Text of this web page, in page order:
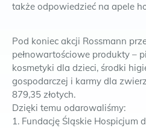
także odpowiedzieć na apele
Pod koniec akcji Rossmann
pełnowartościowe produkty –
kosmetyki dla dzieci, środki
gospodarczej i karmy dla
879,35 złotych.
Dzięki temu odarowaliśmy:
1. Fundację Śląskie Hospicjum